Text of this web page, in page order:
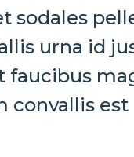
sodales
urna id
faucibus
convallis est